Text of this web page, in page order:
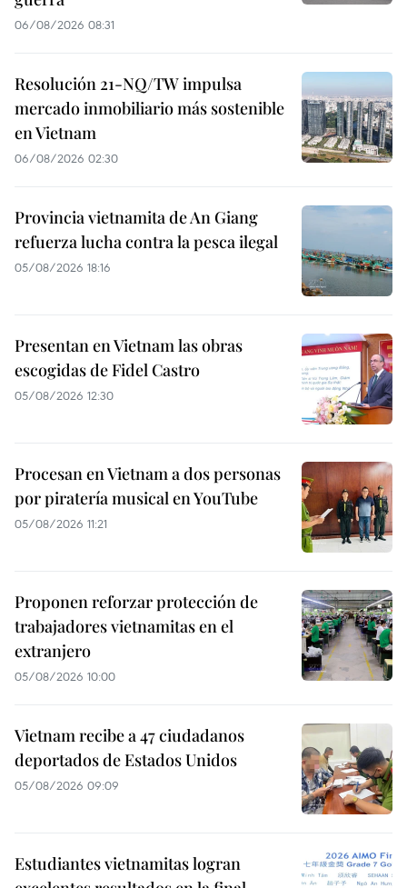
06/08/2026 08:31
Resolución 21-NQ/TW impulsa
mercado inmobiliario más sostenible
en Vietnam
06/08/2026 02:30
Provincia vietnamita de An Giang
refuerza lucha contra la pesca ilegal
05/08/2026 18:16
Presentan en Vietnam las obras
escogidas de Fidel Castro
05/08/2026 12:30
Procesan en Vietnam a dos personas
por piratería musical en YouTube
05/08/2026 11:21
Proponen reforzar protección de
trabajadores vietnamitas en el
extranjero
05/08/2026 10:00
Vietnam recibe a 47 ciudadanos
deportados de Estados Unidos
05/08/2026 09:09
Estudiantes vietnamitas logran